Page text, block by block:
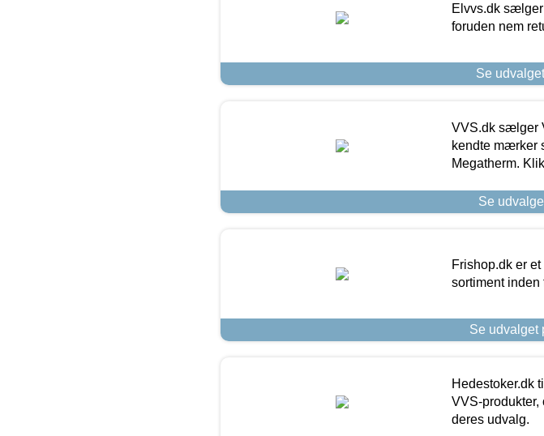
Elvvs.dk
foruden nem
Se
VVS.dk sælger
kendte mærker
Megatherm.
Se
Frishop.dk er
sortiment inden
Se udvalget
Hedestoker.dk
VVS-produkter,
deres udvalg.